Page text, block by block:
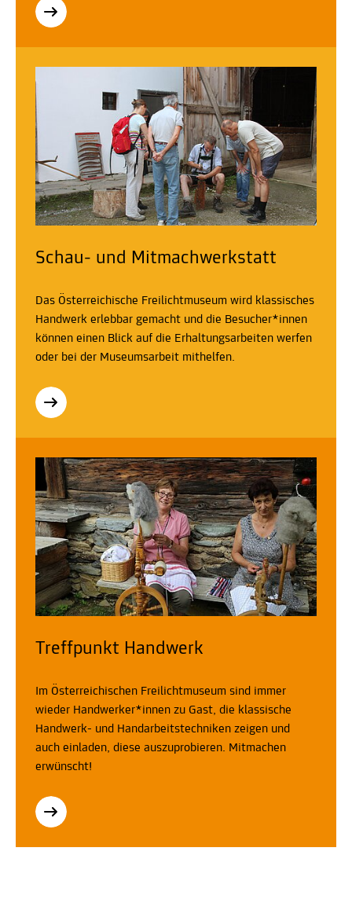
Schau- und Mitmachwerkstatt
Das Österreichische Freilichtmuseum wird klassisches
Handwerk erlebbar gemacht und die Besucher*innen
können einen Blick auf die Erhaltungsarbeiten werfen
oder bei der Museumsarbeit mithelfen.
Treffpunkt Handwerk
Im Österreichischen Freilichtmuseum sind immer
wieder Handwerker*innen zu Gast, die klassische
Handwerk- und Handarbeitstechniken zeigen und
auch einladen, diese auszuprobieren. Mitmachen
erwünscht!